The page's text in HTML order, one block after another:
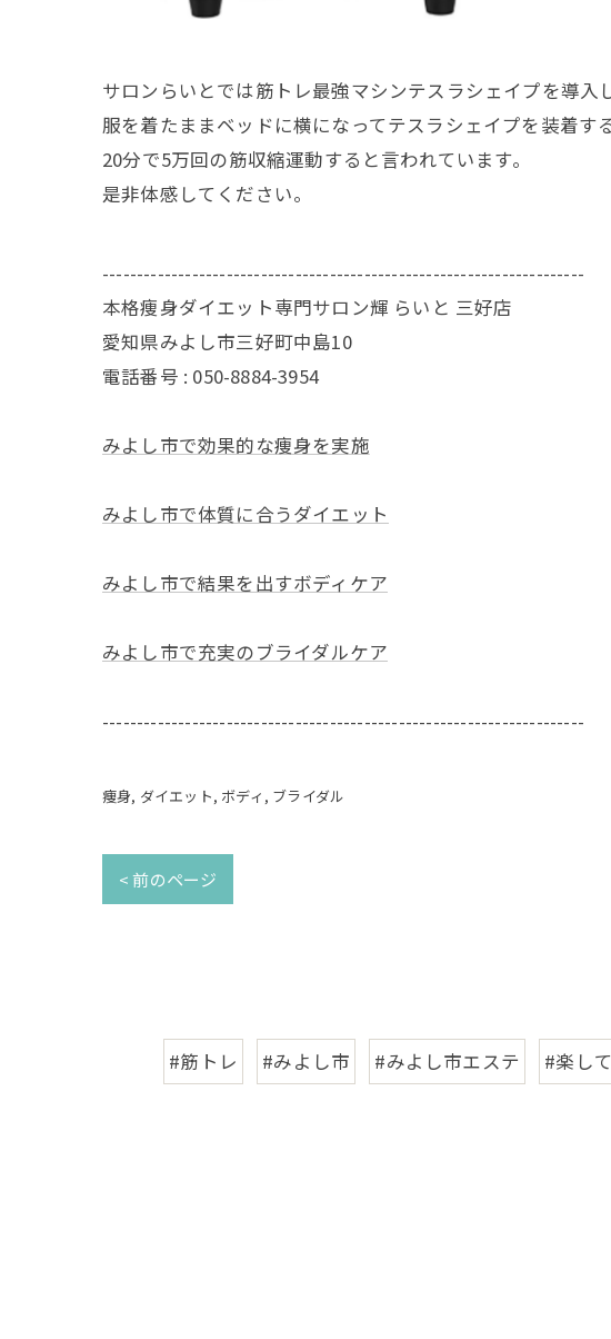
サロンらいとでは筋トレ最強マシンテスラシェイプを導入
服を着たままベッドに横になってテスラシェイプを装着す
20分で5万回の筋収縮運動すると言われています。
是非体感してください。
----------------------------------------------------------------------
本格痩身ダイエット専門サロン輝 らいと 三好店
愛知県みよし市三好町中島10
電話番号 : 050-8884-3954
みよし市で効果的な痩身を実施
みよし市で体質に合うダイエット
みよし市で結果を出すボディケア
みよし市で充実のブライダルケア
----------------------------------------------------------------------
痩身 ダイエット ボディ ブライダル
< 前のページ
#筋トレ #みよし市 #みよし市エステ #楽し